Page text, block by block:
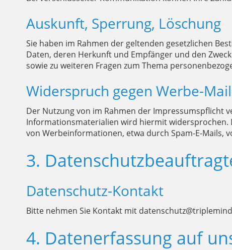
Auskunft, Sperrung, Löschung
Sie haben im Rahmen der geltenden gesetzlichen
Daten, deren Herkunft und Empfänger und den
sowie zu weiteren Fragen zum Thema
Widerspruch gegen Werbe-
Der Nutzung von im Rahmen der
Informationsmaterialien wird hiermit widersprochen.
von Werbeinformationen, etwa durch Spam-E-Mails,
3.
Datenschutz-Kontakt
Bitte nehmen Sie Kontakt mit
4. Datenerfassung auf